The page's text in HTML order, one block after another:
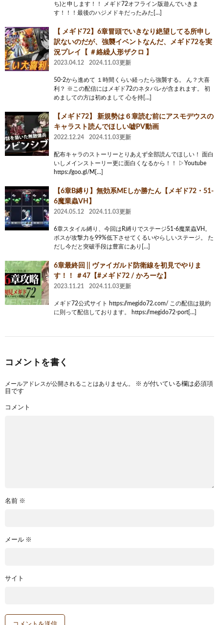
ち)と申します！！ メギド72オフライン版遊んでいきま
す！！！最後のハジメドキだったみた[…]
【 メギド72】6章冒頭でいきなり絶望してる所申し
訳ないのだが、強襲イベントなんだ、メギド72を実
況プレイ【 ＃絡繰人形ザクロ 】
2023.04.12 2024.11.03更新
50-2から進めて １時間くらい経ったら強襲する。 ん？大喜
利？ ※この配信にはメギド72のネタバレが含まれます。 初
めましての方は初めまして 心を持[…]
【メギド72】 新規勢は６章読む前にアスモデウスの
キャラスト読んでほしい嘘PV動画
2022.12.24 2024.11.03更新
配布キャラのストーリーとりあえず全部読んでほしい！ 面白
いしメインストーリー更に面白くなるから！！ ▷Youtube
https://goo.gl/M[…]
【6章B縛り】無効系MEしか勝たん【メギド72・51-
6魔業蟲VH】
2024.05.12 2024.11.03更新
6章スタイル縛り、今回はR縛りでステージ51-6魔業蟲VH。
ボスが攻撃力を99%低下させてくるいやらしいステージ。 た
だし今だと突破手段は豊富にあり[…]
6章最終回 || ヴァイガルド防衛線を初見でやりま
す！！ ＃47【#メギド72 / かろーな】
2023.11.21 2024.11.03更新
メギド72公式サイト https://megido72.com/ この配信は規約
に則って配信しております。 https://megido72-port[…]
コメントを書く
メールアドレスが公開されることはありません。 ※ が付いている欄は必須項
目です
コメント
名前 ※
メール ※
サイト